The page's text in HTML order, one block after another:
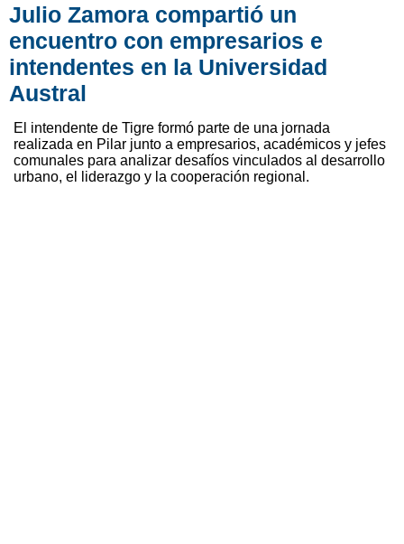
Julio Zamora compartió un
encuentro con empresarios e
intendentes en la Universidad
Austral
El intendente de Tigre formó parte de una jornada
realizada en Pilar junto a empresarios, académicos y jefes
comunales para analizar desafíos vinculados al desarrollo
urbano, el liderazgo y la cooperación regional.